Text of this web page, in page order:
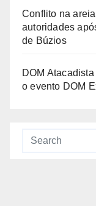
Conflito na
autoridades
de Búzios
DOM
o evento DOM